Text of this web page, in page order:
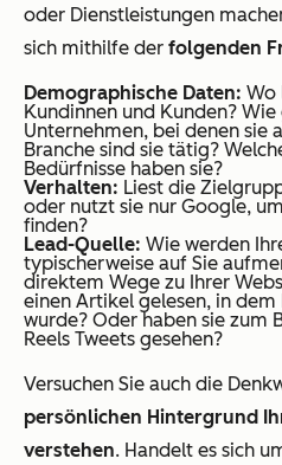
oder Dienstleistungen
sich mithilfe der folgenden
Demographische Daten: Wo
Kundinnen und Kunden?
Unternehmen, bei denen sie
Branche sind sie tätig?
Bedürfnisse haben sie?
Verhalten: Liest die
oder nutzt sie nur Google,
finden?
Lead-Quelle: Wie werden
typischerweise auf Sie
direktem Wege zu Ihrer
einen Artikel gelesen, in
wurde? Oder haben sie zum
Reels Tweets gesehen?
Versuchen Sie auch die
persönlichen Hintergrund
verstehen. Handelt es sich